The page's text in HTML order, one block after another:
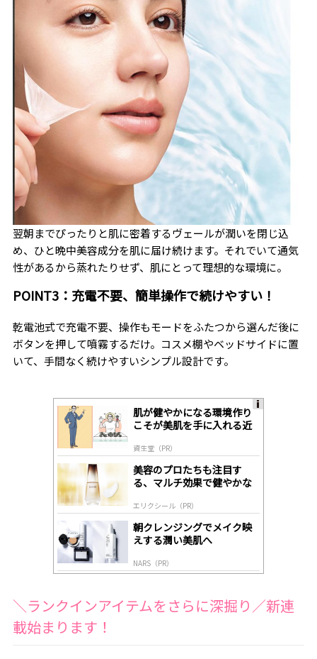
翌朝までぴったりと肌に密着するヴェールが潤いを閉じ込
め、ひと晩中美容成分を肌に届け続けます。それでいて通気
性があるから蒸れたりせず、肌にとって理想的な環境に。
POINT3：充電不要、簡単操作で続けやすい！
乾電池式で充電不要、操作もモードをふたつから選んだ後に
ボタンを押して噴霧するだけ。コスメ棚やベッドサイドに置
いて、手間なく続けやすいシンプル設計です。
肌が健やかになる環境作り
こそが美肌を手に入れる近
資生堂（PR）
美容のプロたちも注目す
る、マルチ効果で健やかな
エリクシール（PR）
朝クレンジングでメイク映
えする潤い美肌へ
NARS（PR）
＼ランクインアイテムをさらに深掘り／新連
載始まります！